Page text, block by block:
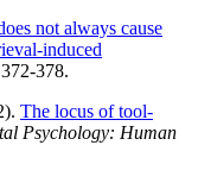
not always cause
induced
372-378.
The locus of tool-
Psychology: Human